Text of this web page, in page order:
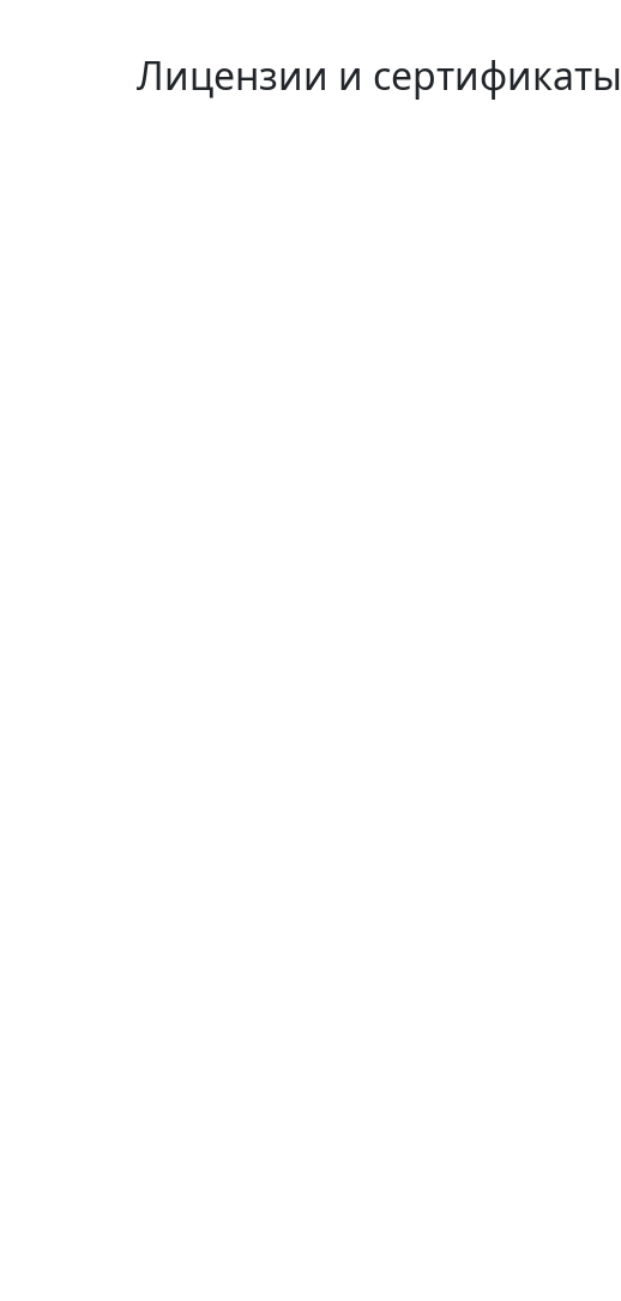
Лицензии и сертификаты